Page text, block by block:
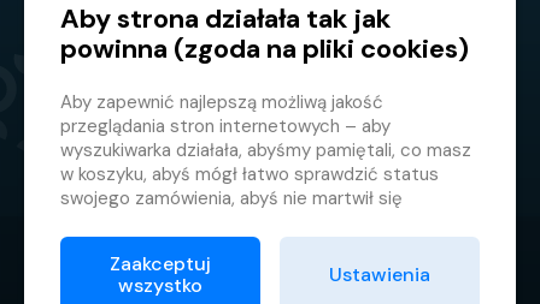
Główny partner
© 2026 GMF Aquapark Prague, a.s.
Aby strona działała tak jak
powinna (zgoda na pliki cookies)
Aby zapewnić najlepszą możliwą jakość
przeglądania stron internetowych – aby
wyszukiwarka działała, abyśmy pamiętali, co masz
w koszyku, abyś mógł łatwo sprawdzić status
swojego zamówienia, abyś nie martwił się
za każdym razem logować.
Dlatego potrzebujemy Twojej zgody na
Zaakceptuj
wszystko
Ustawienia